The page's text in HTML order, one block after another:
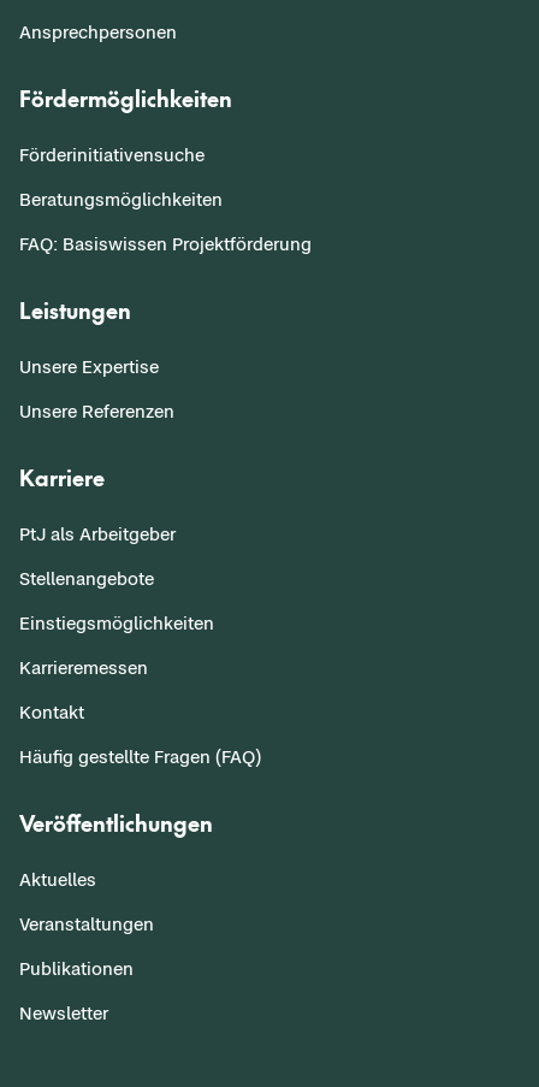
Ansprechpersonen
Fördermöglichkeiten
Förderinitiativensuche
Beratungsmöglichkeiten
FAQ: Basiswissen Projektförderung
Leistungen
Unsere Expertise
Unsere Referenzen
Karriere
PtJ als Arbeitgeber
Stellenangebote
Einstiegsmöglichkeiten
Karrieremessen
Kontakt
Häufig gestellte Fragen (FAQ)
Veröffentlichungen
Aktuelles
Veranstaltungen
Publikationen
Newsletter